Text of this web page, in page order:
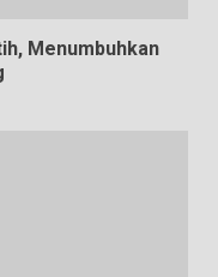
Menumbuhkan